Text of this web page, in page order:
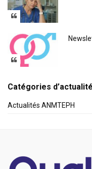
Catégories d’actualité
Actualités ANMTEPH